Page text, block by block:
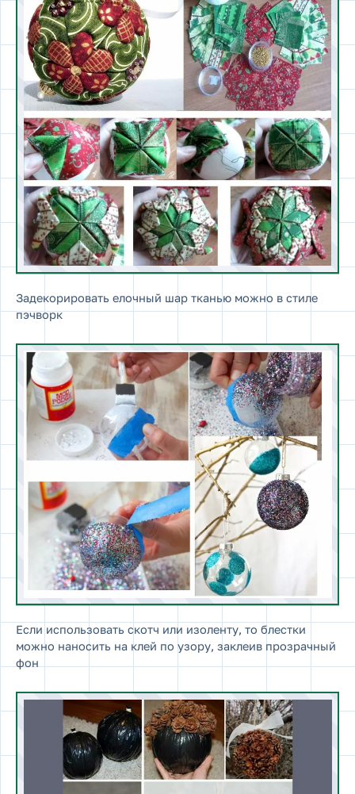
Задекорировать елочный шар тканью можно в стиле
пэчворк
Если использовать скотч или изоленту, то блестки
можно наносить на клей по узору, заклеив прозрачный
фон